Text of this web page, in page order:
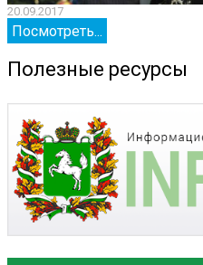
20.09.2017
Посмотреть...
Полезные ресурсы